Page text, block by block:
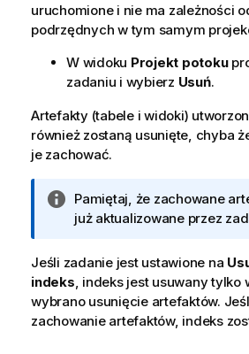
uruchomione i nie ma zależności
podrzędnych w tym samym
W widoku Projekt potoku
zadaniu i wybierz Usuń.
Artefakty (tabele i widoki)
również zostaną usunięte, chyba
je zachować.
I
n
o
m
a
Pamiętaj, że zachowane
już aktualizowane przez
Jeśli zadanie jest ustawione na
indeks , indeks jest usuwany
wybrano usunięcie artefaktów.
zachowanie artefaktów, indeks